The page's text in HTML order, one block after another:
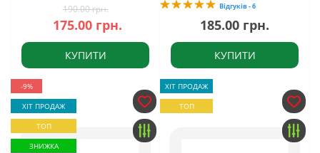
190.00 грн.
175.00 грн.
КУПИТИ
Відгуків - 6
185.00 грн.
КУПИТИ
-9%
ХІТ ПРОДАЖ
ТОП
ЗНИЖКА
ХІТ ПРОДАЖ
ТОП